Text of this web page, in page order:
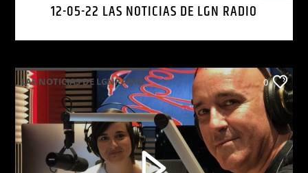
12-05-22 LAS NOTICIAS DE LGN RADIO
LAS NOTICIAS DE LGNRADIO 0